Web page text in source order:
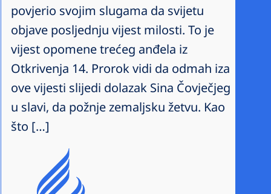
povjerio svojim slugama da svijetu
objave posljednju vijest milosti. To je
vijest opomene trećeg anđela iz
Otkrivenja 14. Prorok vidi da odmah iza
ove vijesti slijedi dolazak Sina Čovječjeg
u slavi, da požnje zemaljsku žetvu. Kao
što […]